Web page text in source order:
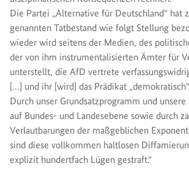
Die Partei „Alternative für Deutschland“ hat
genannten Tatbestand wie folgt Stellung
wieder wird seitens der Medien, des
der von ihm instrumentalisierten Ämter für
unterstellt, die AfD vertrete
[…] und ihr [wird] das Prädikat
Durch unser Grundsatzprogramm und
auf Bundes- und Landesebene sowie durch
Verlautbarungen der maßgeblichen
sind diese vollkommen haltlosen
explizit hundertfach Lügen gestraft.“